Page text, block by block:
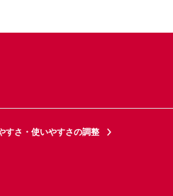
すさ・使いやすさの調整